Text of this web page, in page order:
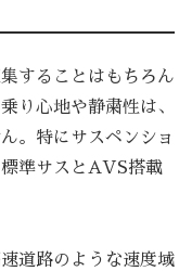
することはもちろん
り心地や静粛性は、
。特にサスペンショ
準サスとAVS搭載
道路のような速度域